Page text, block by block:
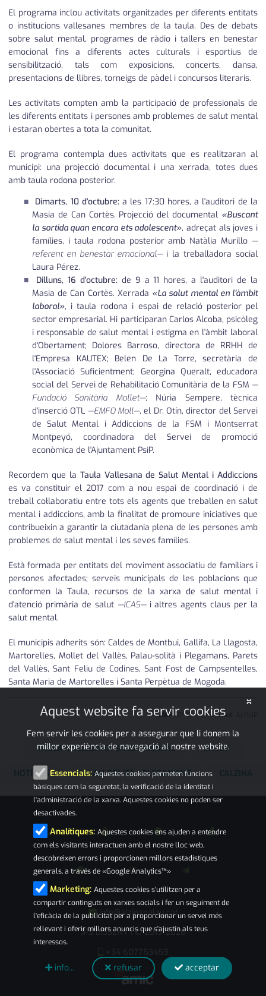
El programa inclou activitats organitzades per diferents entitats
o institucions vallesanes membres de la taula. Des de debats
sobre salut mental, programes de ràdio i tallers en benestar
emocional fins a diferents actes culturals i esportius de
sensibilització, tals com exposicions, concerts, dansa,
presentacions de llibres, torneigs de pàdel i concursos literaris.
Les activitats compten amb la participació de professionals de
les diferents entitats i persones amb problemes de salut mental
i estaran obertes a tota la comunitat.
El programa contempla dues activitats que es realitzaran al
municipi: una projecció documental i una xerrada, totes dues
amb taula rodona posterior.
Dimarts, 10 d'octubre:a les 17:30 hores, a l'auditori de la
Masia de Can Cortès. Projecció del documental «Buscant
la sortida quan encara ets adolescent», adreçat als joves i
famílies, i taula rodona posterior amb Natàlia Murillo —
referent en benestar emocional—i la treballadora social
Laura Pérez.
Dilluns, 16 d'octubre:de 9 a 11 hores, a l'auditori de la
Masia de Can Cortès. Xerrada «La salut mental en l'àmbit
laboral», i taula rodona i espai de relació posterior pel
sector empresarial. Hi participaran Carlos Alcoba, psicòleg
i responsable de salut mental i estigma en l'àmbit laboral
d'Obertament; Dolores Barroso, directora de RRHH de
l'Empresa KAUTEX; Belen De La Torre, secretària de
l'Associació Suficientment; Georgina Queralt, educadora
social del Servei de Rehabilitació Comunitària de la FSM —
Fundació Sanitària Mollet—; Núria Sempere, tècnica
d'inserció OTL —EMFO Moll—, el Dr. Otín, director del Servei
de Salut Mental i Addiccions de la FSM i Montserrat
Montpeyó, coordinadora del Servei de promoció
econòmica de l'Ajuntament PsiP.
Recordem que la Taula Vallesana de Salut Mental i Addiccions
es va constituir el 2017 com a nou espai de coordinació i de
treball col·laboratiu entre tots els agents que treballen en salut
mental i addiccions, amb la finalitat de promoure iniciatives que
contribueixin a garantir la ciutadania plena de les persones amb
problemes de salut mental i les seves famílies.
Està formada per entitats del moviment associatiu de familiars i
persones afectades; serveis municipals de les poblacions que
conformen la Taula, recursos de la xarxa de salut mental i
d'atenció primària de salut —ICAS—i altres agents claus per la
salut mental.
El municipis adherits són: Caldes de Montbui, Gallifa, La Llagosta,
Martorelles, Mollet del Vallès, Palau-solità i Plegamans, Parets
del Vallès, Sant Feliu de Codines, Sant Fost de Campsentelles,
Santa Maria de Martorelles i Santa Perpètua de Mogoda.
JMP07 •10•2023|Font:
TAULA VALLESANA SALUT MENTAL SALUT
NOTÍCIES PALAU-SOLITÀ I PLEGAMANS L'ALZINA
info@alzinapalau.cat
JPS DISSENY|© 2019-2026
×
Aquest website fa servir cookies
Fem servir les cookies per a assegurar que li donem la
millor experiència de navegació al nostre website.
Essencials: Aquestes cookies permeten funcions
bàsiques com la seguretat, la verificació de la identitat i
l'administració de la xarxa. Aquestes cookies no poden ser
desactivades.
Analítiques: Aquestes cookies ens ajuden a entendre
com els visitants interactuen amb el nostre lloc web,
descobreixen errors i proporcionen millors estadístiques
generals, a través de «Google Analytics™»
Marketing: Aquestes cookies s'utilitzen per a
compartir continguts en xarxes socials i fer un seguiment de
l'eficàcia de la publicitat per a proporcionar un servei més
rellevant i oferir millors anuncis que s'ajustin als teus
interessos.
info... refusar acceptar